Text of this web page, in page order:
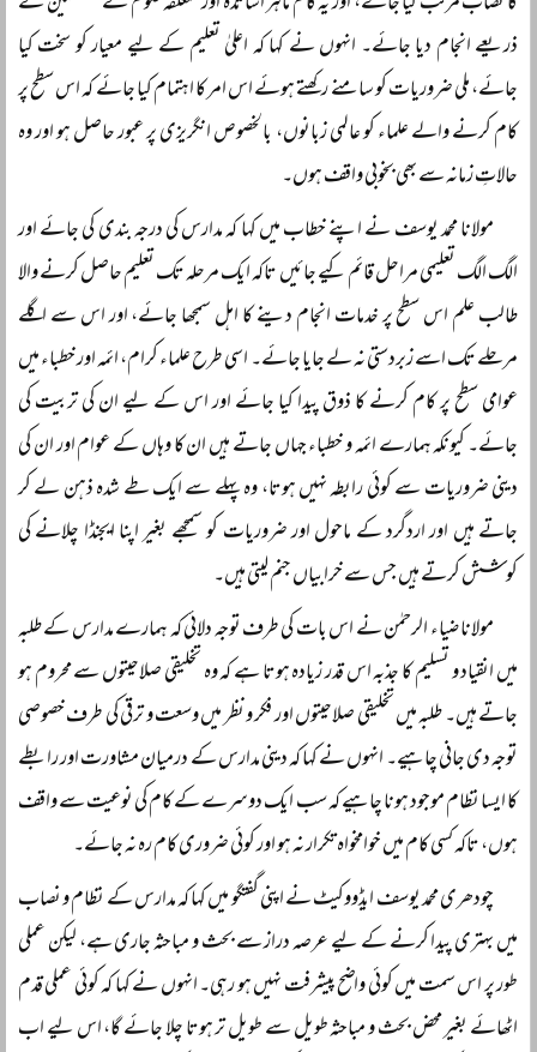
ذریعے انجام دیا جائے۔ انہوں نے کہا کہ اعلیٰ تعلیم کے لیے معیار کو سخت کیا
جائے، ملی ضروریات کو سامنے رکھتے ہوئے اس امر کا اہتمام کیا جائے کہ اس سطح پر
کام کرنے والے علماء کو عالمی زبانوں، بالخصوص انگریزی پر عبور حاصل ہو اور وہ
حالاتِ زمانہ سے بھی بخوبی واقف ہوں۔
مولانا محمد یوسف نے اپنے خطاب میں کہا کہ مدارس کی درجہ بندی کی جائے اور
الگ الگ تعلیمی مراحل قائم کیے جائیں تاکہ ایک مرحلہ تک تعلیم حاصل کرنے والا
طالب علم اس سطح پر خدمات انجام دینے کا اہل سمجھا جائے، اور اس سے اگلے
مرحلے تک اسے زبردستی نہ لے جایا جائے۔ اسی طرح علماء کرام، ائمہ اور خطباء میں
عوامی سطح پر کام کرنے کا ذوق پیدا کیا جائے اور اس کے لیے ان کی تربیت کی
جائے۔ کیونکہ ہمارے ائمہ و خطباء جہاں جاتے ہیں ان کا وہاں کے عوام اور ان کی
دینی ضروریات سے کوئی رابطہ نہیں ہوتا، وہ پہلے سے ایک طے شدہ ذہن لے کر
جاتے ہیں اور اردگرد کے ماحول اور ضروریات کو سمجھے بغیر اپنا ایجنڈا چلانے کی
کوشش کرتے ہیں جس سے خرابیاں جنم لیتی ہیں۔
مولانا ضیاء الرحمٰن نے اس بات کی طرف توجہ دلائی کہ ہمارے مدارس کے طلبہ
میں انقیاد و تسلیم کا جذبہ اس قدر زیادہ ہوتا ہے کہ وہ تخلیقی صلاحیتوں سے محروم ہو
جاتے ہیں۔ طلبہ میں تخلیقی صلاحیتوں اور فکر و نظر میں وسعت و ترقی کی طرف خصوصی
توجہ دی جانی چاہیے۔ انہوں نے کہا کہ دینی مدارس کے درمیان مشاورت اور رابطے
کا ایسا نظام موجود ہونا چاہیے کہ سب ایک دوسرے کے کام کی نوعیت سے واقف
ہوں، تاکہ کسی کام میں خوامخواہ تکرار نہ ہو اور کوئی ضروری کام رہ نہ جائے۔
چودھری محمد یوسف ایڈووکیٹ نے اپنی گفتگو میں کہا کہ مدارس کے نظام و نصاب
میں بہتری پیدا کرنے کے لیے عرصہ دراز سے بحث و مباحثہ جاری ہے، لیکن عملی
طور پر اس سمت میں کوئی واضح پیشرفت نہیں ہو رہی۔ انہوں نے کہا کہ کوئی عملی قدم
اٹھائے بغیر محض بحث و مباحثہ طویل سے طویل تر ہوتا چلا جائے گا، اس لیے اب